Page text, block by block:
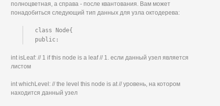
полноцветная, а справа - после квантования. Вам может
понадобиться следующий тип данных для узла октодерева:
class Node{
public:
int isLeaf: // 1 if this node is a leaf // 1. если данный узел является
листом
int whichLevel: // the level this node is at // уровень, на котором
находится данный узел